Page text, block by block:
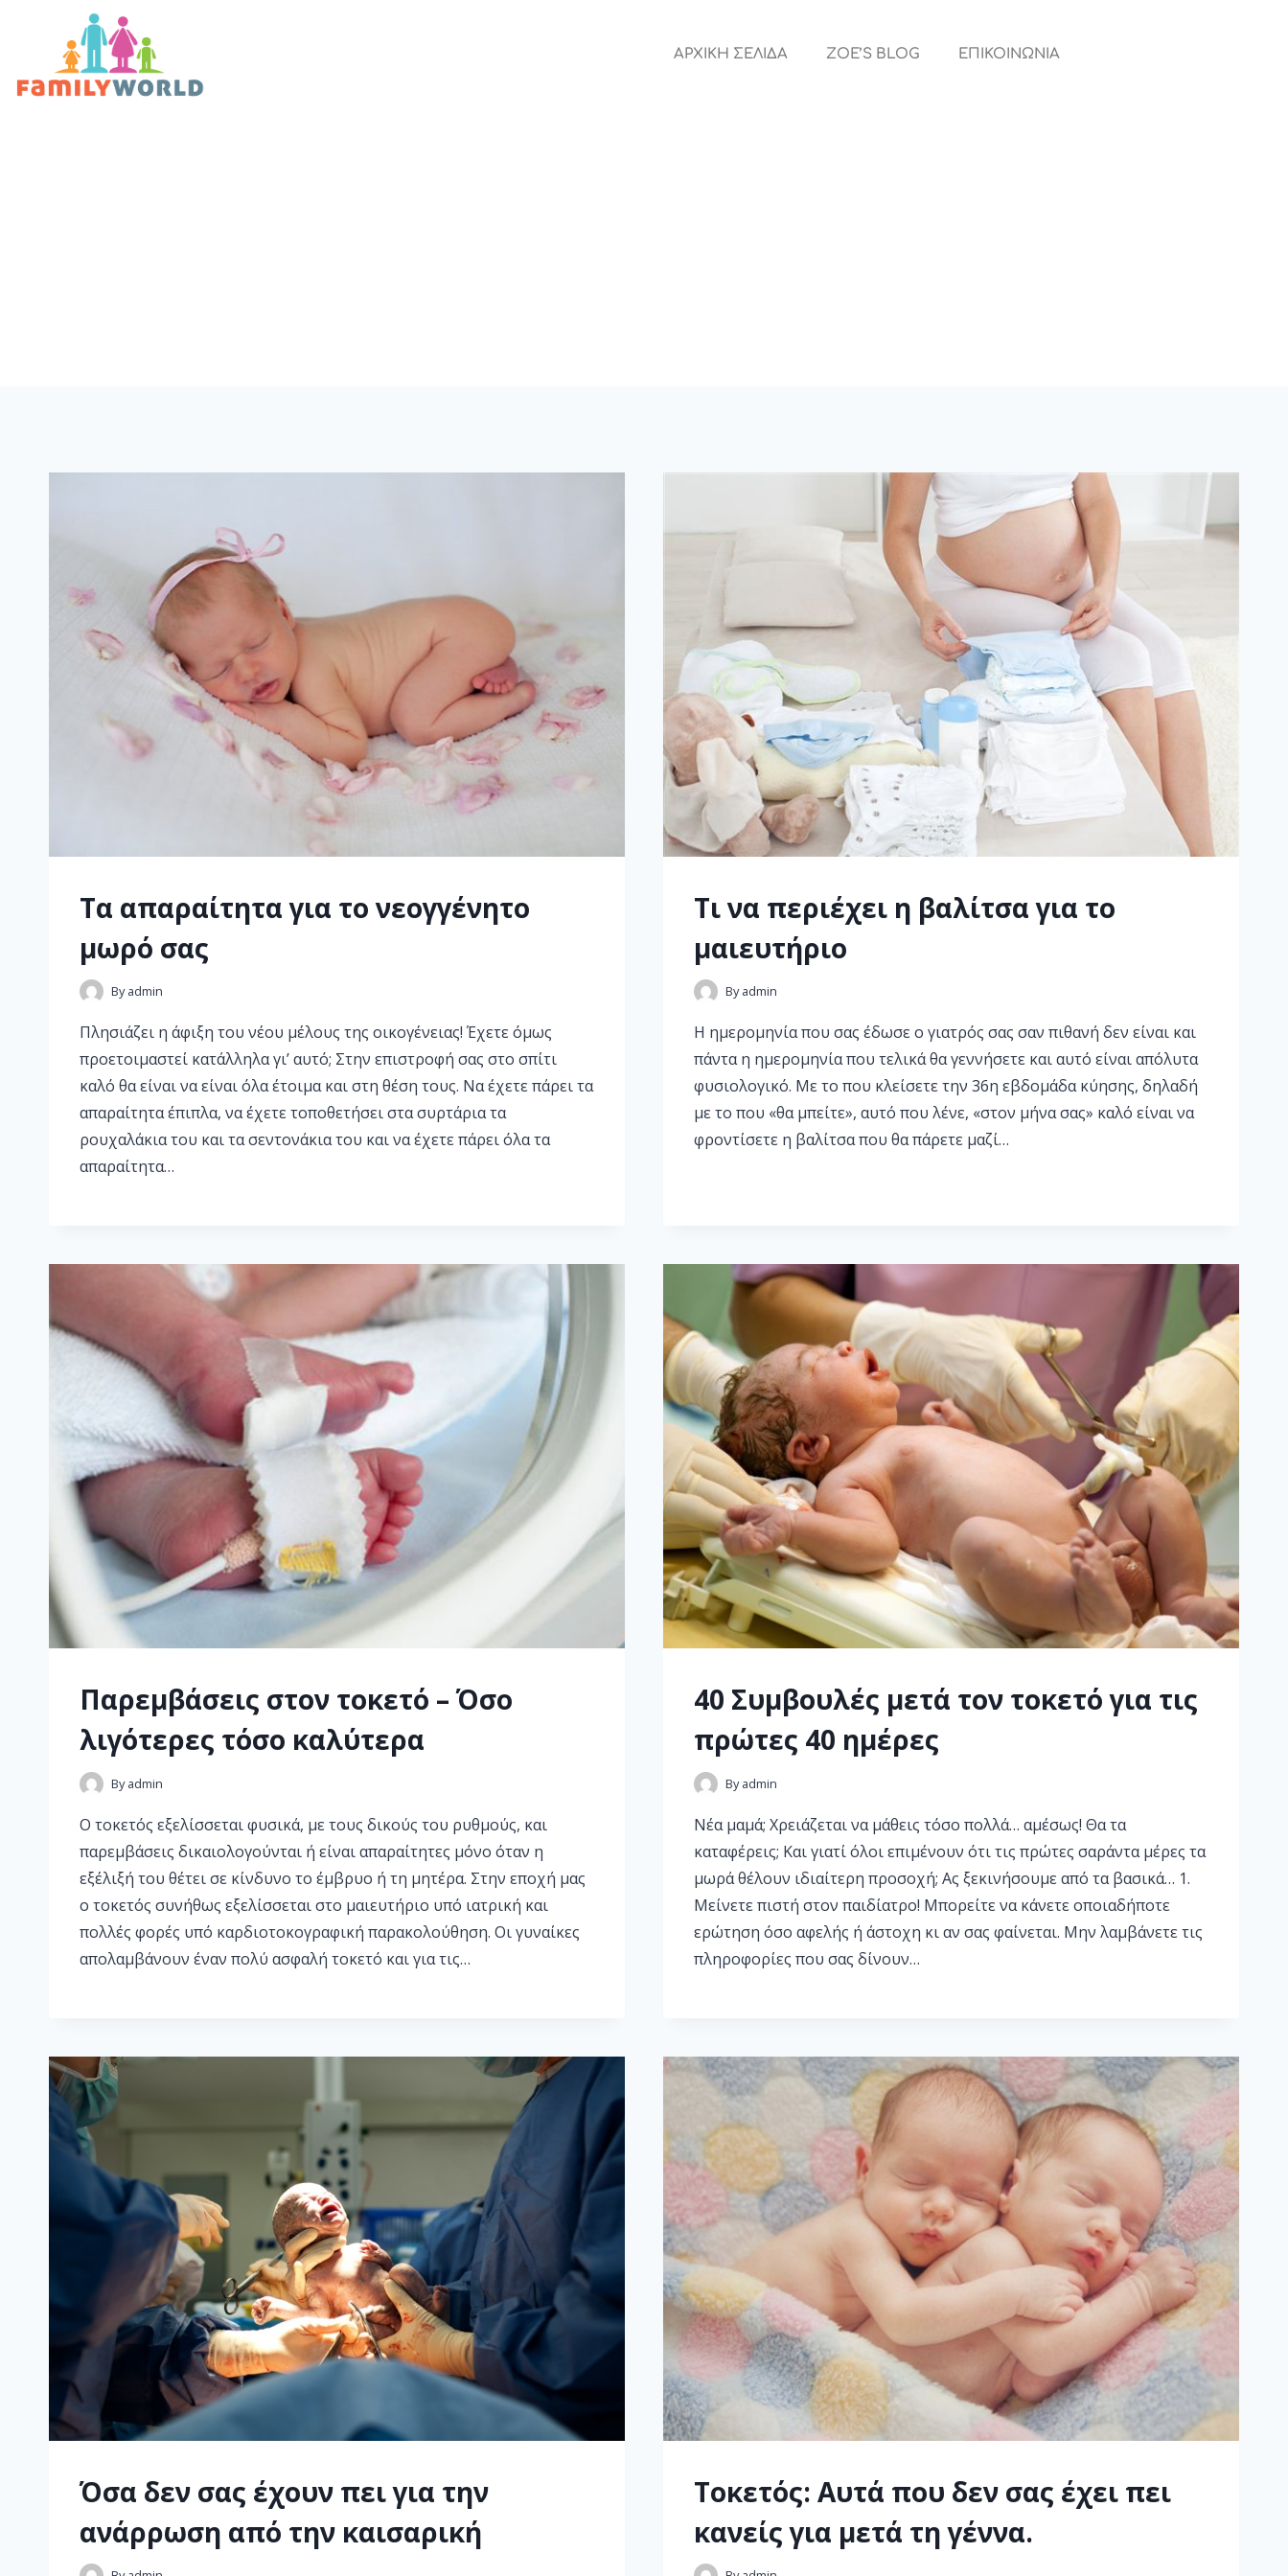
ΑΡΧΙΚΗ ΣΕΛΙΔΑ ZOE’S BLOG ΕΠΙΚΟΙΝΩΝΙΑ
Τα απαραίτητα για το νεογγένητο
μωρό σας
By admin
Πλησιάζει η άφιξη του νέου μέλους της οικογένειας! Έχετε όμως
προετοιμαστεί κατάλληλα γι’ αυτό; Στην επιστροφή σας στο σπίτι
καλό θα είναι να είναι όλα έτοιμα και στη θέση τους. Να έχετε πάρει τα
απαραίτητα έπιπλα, να έχετε τοποθετήσει στα συρτάρια τα
ρουχαλάκια του και τα σεντονάκια του και να έχετε πάρει όλα τα
απαραίτητα…
Τι να περιέχει η βαλίτσα για το
μαιευτήριο
By admin
Η ημερομηνία που σας έδωσε ο γιατρός σας σαν πιθανή δεν είναι και
πάντα η ημερομηνία που τελικά θα γεννήσετε και αυτό είναι απόλυτα
φυσιολογικό. Με το που κλείσετε την 36η εβδομάδα κύησης, δηλαδή
με το που «θα μπείτε», αυτό που λένε, «στον μήνα σας» καλό είναι να
φροντίσετε η βαλίτσα που θα πάρετε μαζί…
Παρεμβάσεις στον τοκετό – Όσο
λιγότερες τόσο καλύτερα
By admin
Ο τοκετός εξελίσσεται φυσικά, με τους δικούς του ρυθμούς, και
παρεμβάσεις δικαιολογούνται ή είναι απαραίτητες μόνο όταν η
εξέλιξή του θέτει σε κίνδυνο το έμβρυο ή τη μητέρα. Στην εποχή μας
ο τοκετός συνήθως εξελίσσεται στο μαιευτήριο υπό ιατρική και
πολλές φορές υπό καρδιοτοκογραφική παρακολούθηση. Οι γυναίκες
απολαμβάνουν έναν πολύ ασφαλή τοκετό και για τις…
40 Συμβουλές μετά τον τοκετό για τις
πρώτες 40 ημέρες
By admin
Νέα μαμά; Χρειάζεται να μάθεις τόσο πολλά… αμέσως! Θα τα
καταφέρεις; Και γιατί όλοι επιμένουν ότι τις πρώτες σαράντα μέρες τα
μωρά θέλουν ιδιαίτερη προσοχή; Ας ξεκινήσουμε από τα βασικά… 1.
Μείνετε πιστή στον παιδίατρο! Μπορείτε να κάνετε οποιαδήποτε
ερώτηση όσο αφελής ή άστοχη κι αν σας φαίνεται. Μην λαμβάνετε τις
πληροφορίες που σας δίνουν…
Όσα δεν σας έχουν πει για την
ανάρρωση από την καισαρική
Τοκετός: Αυτά που δεν σας έχει πει
κανείς για μετά τη γέννα.